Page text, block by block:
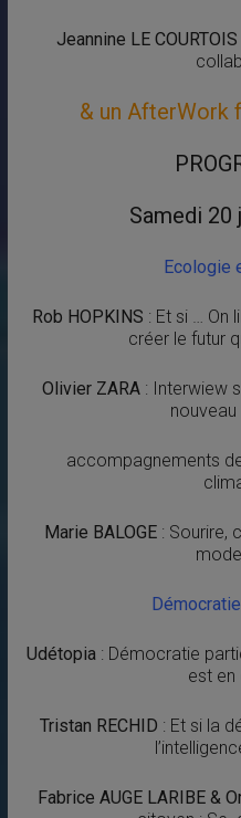
Jeannine LE COURTOIS
& un AfterWork
Samedi 20
Ecologie
Rob HOPKINS : Et si … On
créer le futur
Olivier ZARA : Interwiew
accompagnements
Marie BALOGE : Sourire,
Udétopia : Démocratie
est en
Tristan RECHID : Et si la
Fabrice AUGE LARIBE &